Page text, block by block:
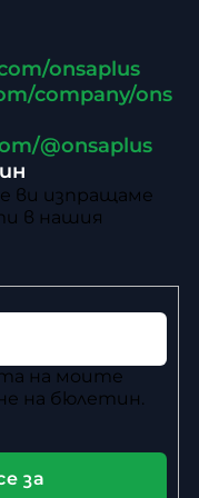
onsaplus
company/ons
@onsaplus
ви изпращаме
в нашия
на моите
на бюлетин.
за